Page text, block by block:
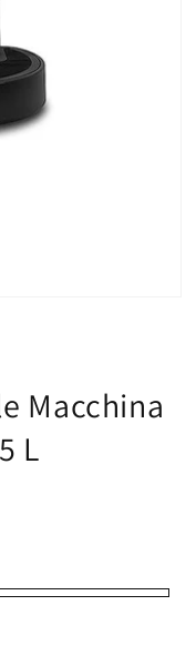
Macchina
L